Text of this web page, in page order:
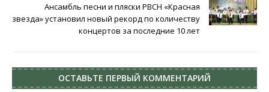
Ансамбль песни и пляски РВСН «Красная
звезда» установил новый рекорд по количеству
концертов за последние 10 лет
ОСТАВЬТЕ ПЕРВЫЙ КОММЕНТАРИЙ